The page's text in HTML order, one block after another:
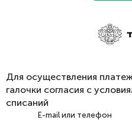
Для осуществления
галочки согласия с
списаний
E-mail или телефон